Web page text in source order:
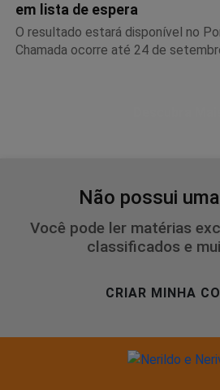
em lista de espera
O resultado estará disponível no
Chamada ocorre até 24 de
Não possui
Você pode ler matérias
classificados e
CRIAR MINHA